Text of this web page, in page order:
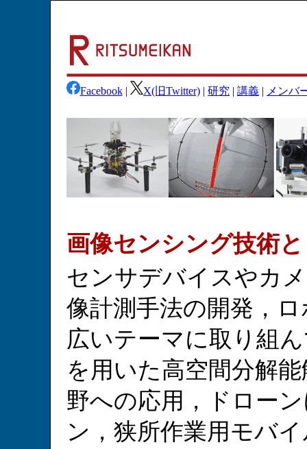
Facebook| X(旧Twitter) |研究 |講義 | メンバ
画像センシング技術
センサデバイスやカ
像計測手法の開発，
広いテーマに取り組
を用いた高空間分解
野への応用，ドロー
ン，狭所作業用モバ